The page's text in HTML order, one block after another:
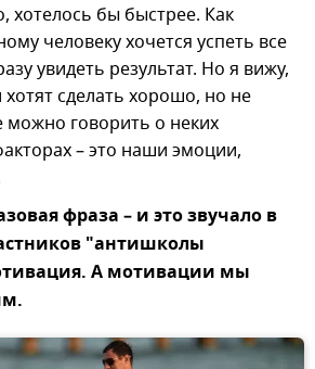
хотелось бы быстрее. Как
человеку хочется успеть все
увидеть результат. Но я вижу,
сделать хорошо, но не
можно говорить о неких
– это наши эмоции,
фраза – и это звучало в
"антишколы
А мотивации мы